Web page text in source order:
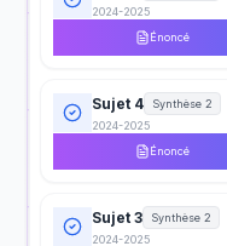
2024-2025
Énoncé
Sujet 4
Synthèse 2
2024-2025
Énoncé
Sujet 3
Synthèse 2
2024-2025